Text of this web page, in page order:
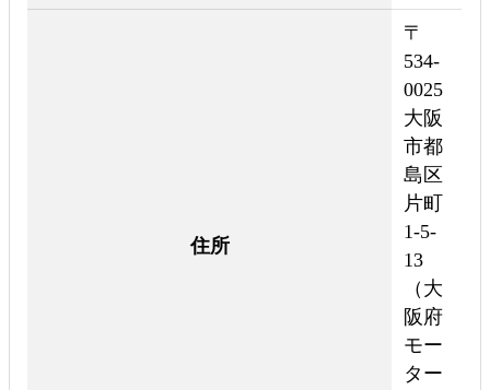
住所
〒
534-
0025
大阪
市都
島区
片町
1-5-
13
（大
阪府
モー
ター